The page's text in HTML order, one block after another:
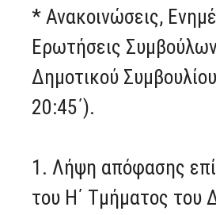
* Ανακοινώσεις,
Ερωτήσεις
Δημοτικού
20:45΄).
1. Λήψη απόφασης
του Η΄ Τμήματος του